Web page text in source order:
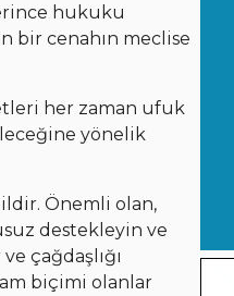
hukuku
bir cenahın meclise
her zaman ufuk
yönelik
Önemli olan,
destekleyin ve
çağdaşlığı
biçimi olanlar